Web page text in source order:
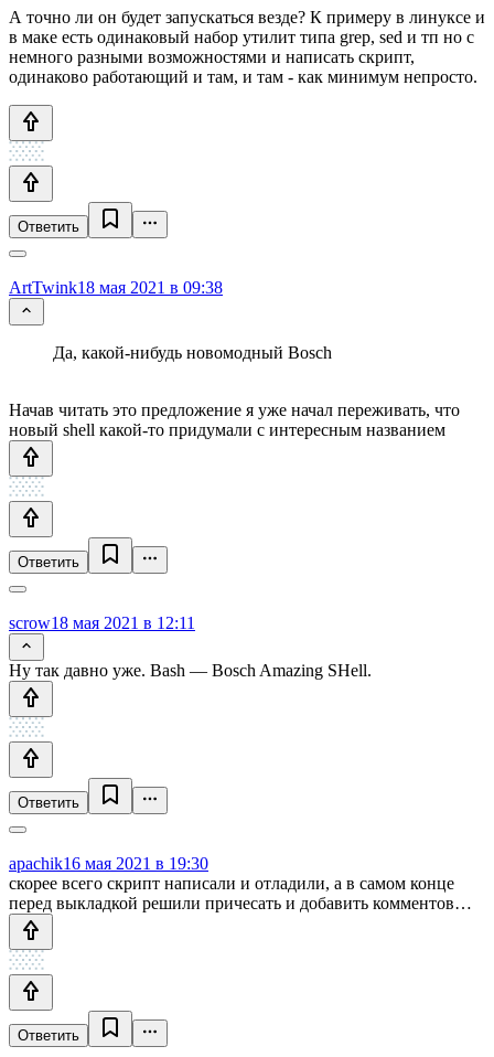
А точно ли он будет запускаться везде? К примеру в линуксе и
в маке есть одинаковый набор утилит типа grep, sed и тп но с
немного разными возможностями и написать скрипт,
одинаково работающий и там, и там - как минимум непросто.
Ответить
ArtTwink18 мая 2021 в 09:38
Да, какой-нибудь новомодный Bosch
Начав читать это предложение я уже начал переживать, что
новый shell какой-то придумали c интересным названием
Ответить
scrow18 мая 2021 в 12:11
Ну так давно уже. Bash — Bosch Amazing SHell.
Ответить
apachik16 мая 2021 в 19:30
скорее всего скрипт написали и отладили, а в самом конце
перед выкладкой решили причесать и добавить комментов…
Ответить